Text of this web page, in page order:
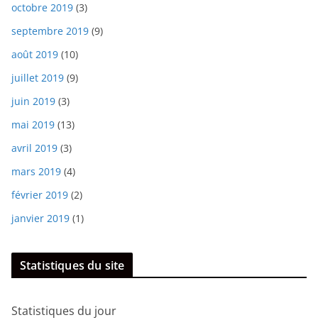
octobre 2019 (3)
septembre 2019 (9)
août 2019 (10)
juillet 2019 (9)
juin 2019 (3)
mai 2019 (13)
avril 2019 (3)
mars 2019 (4)
février 2019 (2)
janvier 2019 (1)
Statistiques du site
Statistiques du jour